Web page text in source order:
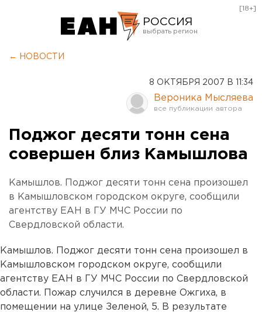
РОССИЯ
Оренбург
[18+]
← НОВОСТИ
8 ОКТЯБРЯ 2007 В 11:34
Вероника Мысляева
Поджог десяти тонн сена
совершен близ Камышлова
Камышлов. Поджог десяти тонн сена произошел
в Камышловском городском округе, сообщили
агентству ЕАН в ГУ МЧС России по
Свердловской области.
Камышлов. Поджог десяти тонн сена произошел в
Камышловском городском округе, сообщили
агентству ЕАН в ГУ МЧС России по Свердловской
области. Пожар случился в деревне Ожгиха, в
помещении на улице Зеленой, 5. В результате